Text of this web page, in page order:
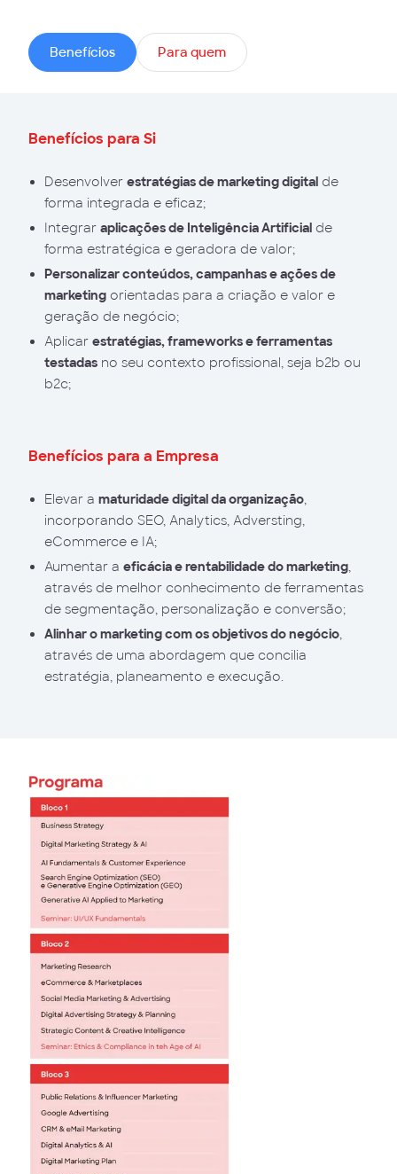
Benefícios Para quem
Benefícios para Si
Desenvolver estratégias de marketing digital de
forma integrada e eficaz;
Integrar aplicações de Inteligência Artificial de
forma estratégica e geradora de valor;
Personalizar conteúdos, campanhas e ações de
marketing orientadas para a criação e valor e
geração de negócio;
Aplicar estratégias, frameworks e ferramentas
testadas no seu contexto profissional, seja b2b ou
b2c;
Benefícios para a Empresa
Elevar a maturidade digital da organização,
incorporando SEO, Analytics, Adversting,
eCommerce e IA;
Aumentar a eficácia e rentabilidade do marketing,
através de melhor conhecimento de ferramentas
de segmentação, personalização e conversão;
Alinhar o marketing com os objetivos do negócio,
através de uma abordagem que concilia
estratégia, planeamento e execução.